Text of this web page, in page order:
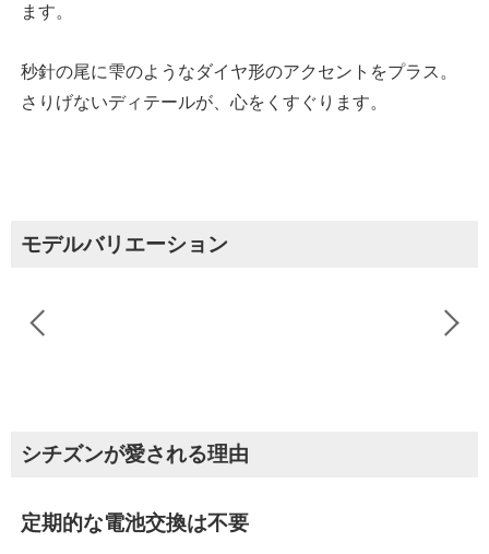
ます。
秒針の尾に雫のようなダイヤ形のアクセントをプラス。
さりげないディテールが、心をくすぐります。
モデルバリエーション
シチズンが愛される理由
定期的な電池交換は不要